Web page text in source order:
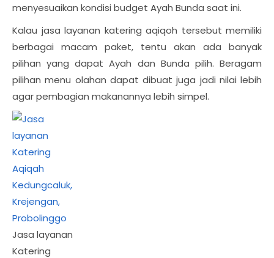
menyesuaikan kondisi budget Ayah Bunda saat ini.
Kalau jasa layanan katering aqiqoh tersebut memiliki
berbagai macam paket, tentu akan ada banyak
pilihan yang dapat Ayah dan Bunda pilih. Beragam
pilihan menu olahan dapat dibuat juga jadi nilai lebih
agar pembagian makanannya lebih simpel.
Jasa layanan
Katering